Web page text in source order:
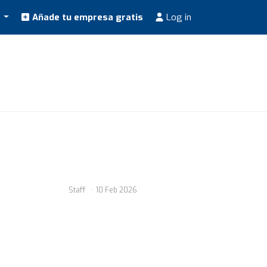
Añade tu empresa gratis Log in
Staff 10 Feb 2026